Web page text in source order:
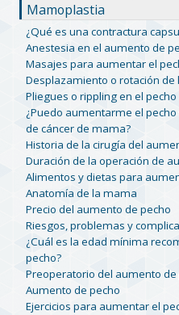
Mamoplastia
¿Qué es una contractura
Anestesia en el aumento de
Masajes para aumentar el
Desplazamiento o rotación de
Pliegues o rippling en el pecho
¿Puedo aumentarme el
de cáncer de mama?
Historia de la cirugía del
Duración de la operación de
Alimentos y dietas para
Anatomía de la mama
Precio del aumento de pecho
Riesgos, problemas y
¿Cuál es la edad mínima
pecho?
Preoperatorio del aumento de
Aumento de pecho
Ejercicios para aumentar el